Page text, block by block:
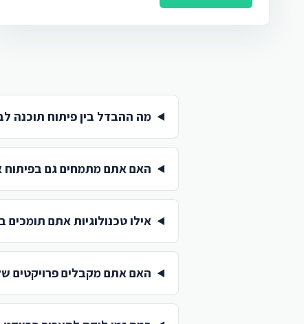
מה ההבדל בין פיתוח תוכנה
האם אתם מתמחים גם בפיתוח
אילו טכנולוגיות אתם תומכים
האם אתם מקבלים פרויקטים